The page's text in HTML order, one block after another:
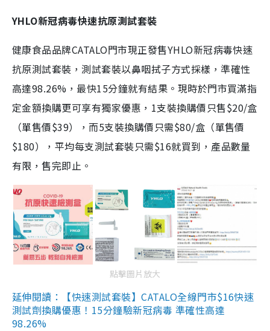
YHLO新冠病毒快速抗原測試套裝
健康食品品牌CATALO門市現正發售YHLO新冠病毒快速
抗原測試套裝，測試套裝以鼻咽拭子方式採樣，準確性
高達98.26%，最快15分鐘就有結果。現時於門市買滿指
定金額換購更可享有獨家優惠，1支裝換購價只售$20/盒
（單售價$39），而5支裝換購價只需$80/盒（單售價
$180），平均每支測試套裝只需$16就買到，產品數量
有限，售完即止。
點擊圖片放大
延伸閱讀：【快速測試套裝】CATALO全線門市$16快速
測試劑換購優惠！15分鐘驗新冠病毒 準確性高達
98.26%